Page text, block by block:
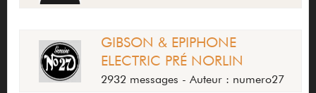
GIBSON & EPIPHONE
ELECTRIC PRÉ NORLIN
2932 messages - Auteur : numero27